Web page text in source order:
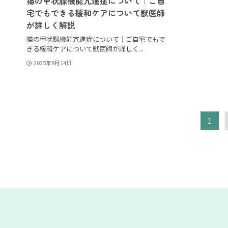
宅でもできる緩和ケアについて獣医師
が詳しく解説
猫の甲状腺機能亢進症について｜ご自宅でもで
きる緩和ケアについて獣医師が詳しく...
2025年9月14日
1